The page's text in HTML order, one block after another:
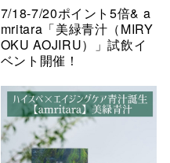
7/18-7/20ポイント5倍& a
mritara「美緑青汁（MIRY
OKU AOJIRU）」試飲イ
ベント開催！